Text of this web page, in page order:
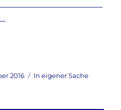
2016 Kategorien
In eigener Sache